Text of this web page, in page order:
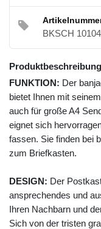
BKSCH
Produktbeschreibung
FUNKTION: Der
bietet Ihnen mit
auch für große A4
eignet sich
fassen. Sie finden bei
zum Briefkasten.
DESIGN: Der
ansprechendes und
Ihren Nachbarn und
Sich von der tristen